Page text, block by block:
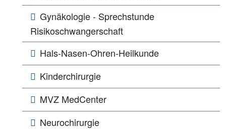
Gynäkologie - Sprechstunde
Risikoschwangerschaft
Hals-Nasen-Ohren-Heilkunde
Kinderchirurgie
MVZ MedCenter
Neurochirurgie